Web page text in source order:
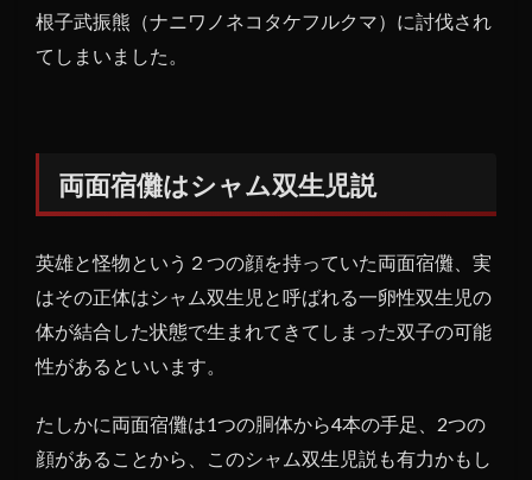
根子武振熊（ナニワノネコタケフルクマ）に討伐され
てしまいました。
両面宿儺はシャム双生児説
英雄と怪物という２つの顔を持っていた両面宿儺、実
はその正体はシャム双生児と呼ばれる一卵性双生児の
体が結合した状態で生まれてきてしまった双子の可能
性があるといいます。
たしかに両面宿儺は1つの胴体から4本の手足、2つの
顔があることから、このシャム双生児説も有力かもし